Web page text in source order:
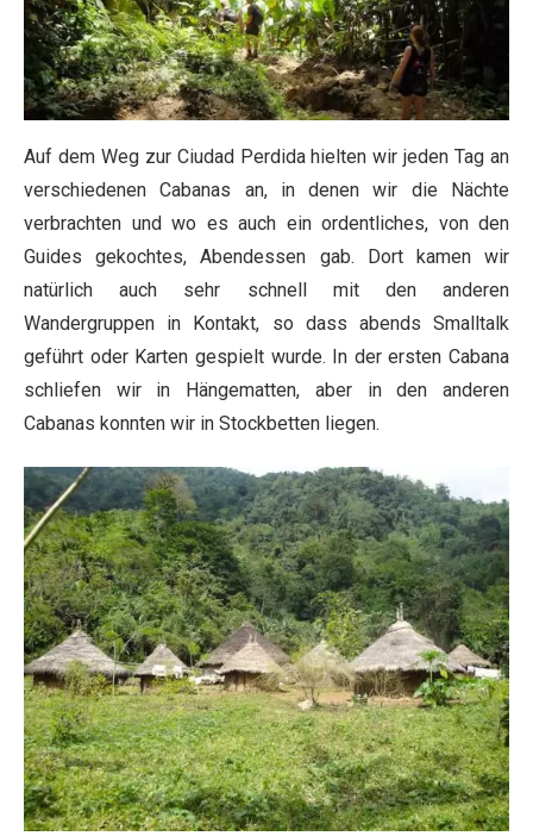
Auf dem Weg zur Ciudad Perdida hielten wir jeden Tag an
verschiedenen Cabanas an, in denen wir die Nächte
verbrachten und wo es auch ein ordentliches, von den
Guides gekochtes, Abendessen gab. Dort kamen wir
natürlich auch sehr schnell mit den anderen
Wandergruppen in Kontakt, so dass abends Smalltalk
geführt oder Karten gespielt wurde. In der ersten Cabana
schliefen wir in Hängematten, aber in den anderen
Cabanas konnten wir in Stockbetten liegen.